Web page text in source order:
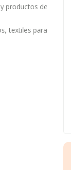
productos de
textiles para